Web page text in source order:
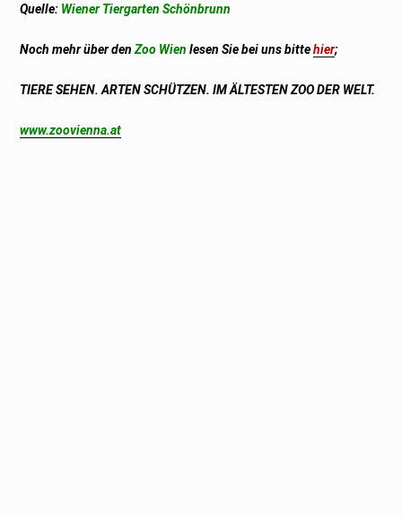
Quelle: Wiener Tiergarten Schönbrunn
Noch mehr über denZoo Wien lesen Sie bei uns bittehier;
TIERE SEHEN. ARTEN SCHÜTZEN. IM ÄLTESTEN ZOO DER WELT.
www.zoovienna.at